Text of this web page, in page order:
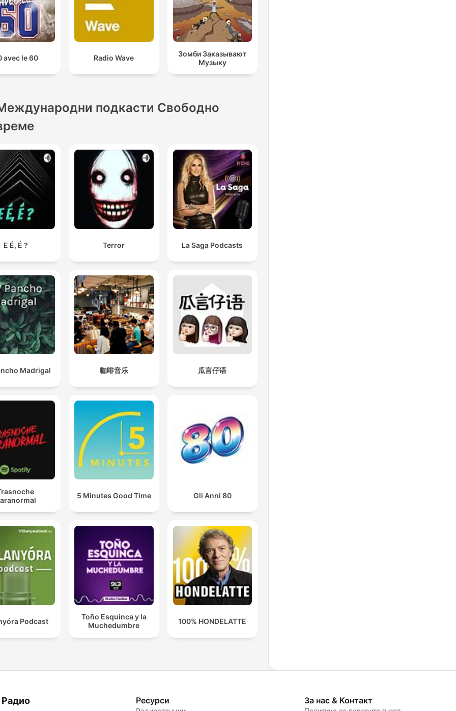
avec le 60 Radio Wave
Зомби Заказывают
Музыку
подкасти Свободно
E É, É ? Terror La Saga Podcasts
Madrigal 咖啡音乐 瓜言仔语
5 Minutes Good Time Gli Anni 80
Podcast
Toño Esquinca y la
Muchedumbre
100% HONDELATTE
Радио Ресурси За нас & Контакт